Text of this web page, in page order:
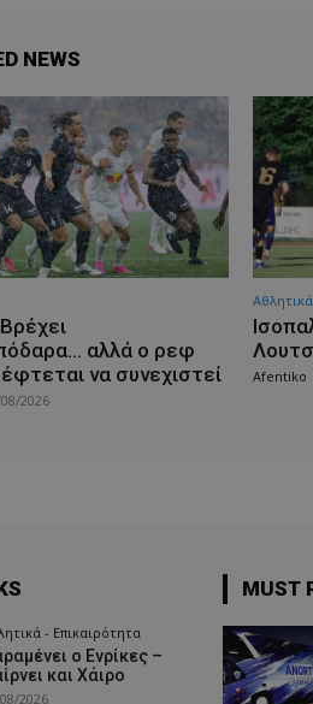
NEWS
αλλά ο ρεφ
να συνεχιστεί
2026
Αθλητικά
Afentiko
- Επικαιρότητα
ο Ενρίκες –
και Χάιρο
2026
MUST